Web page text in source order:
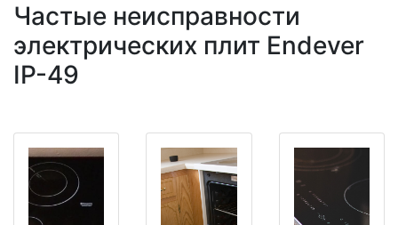
Частые неисправности
электрических плит Endever
IP-49